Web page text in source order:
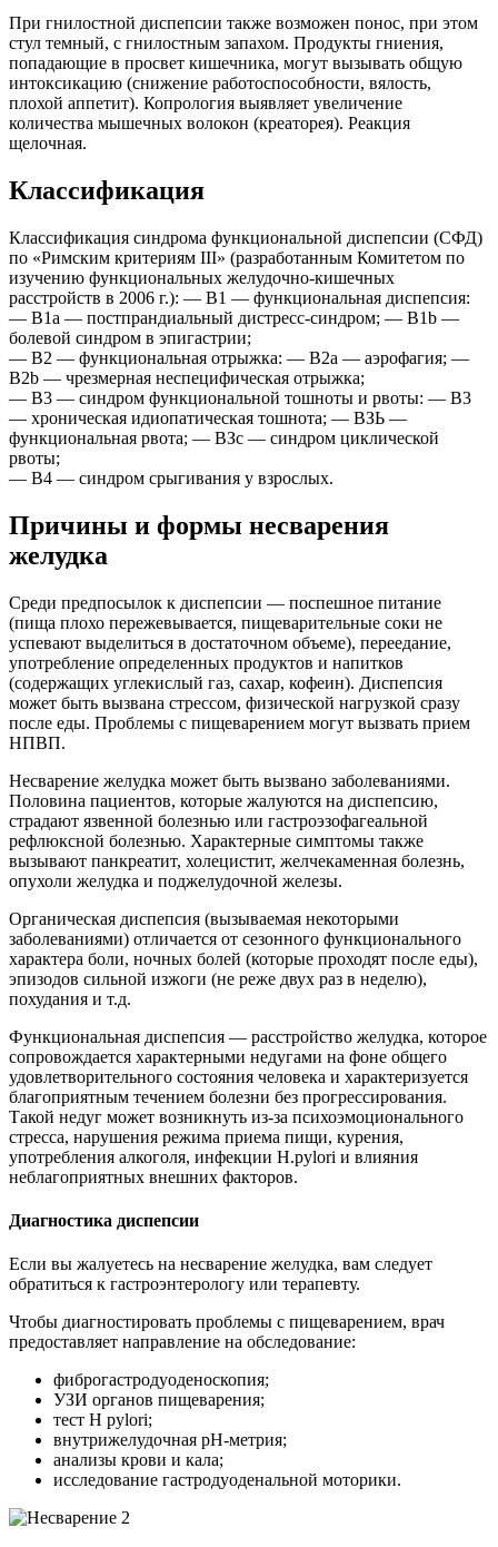
При гнилостной диспепсии также возможен понос, при этом
стул темный, с гнилостным запахом. Продукты гниения,
попадающие в просвет кишечника, могут вызывать общую
интоксикацию (снижение работоспособности, вялость,
плохой аппетит). Копрология выявляет увеличение
количества мышечных волокон (креаторея). Реакция
щелочная.
Классификация
Классификация синдрома функциональной диспепсии (СФД)
по «Римским критериям III» (разработанным Комитетом по
изучению функциональных желудочно-кишечных
расстройств в 2006 г.): — B1 — функциональная диспепсия:
— B1a — постпрандиальный дистресс-синдром; — B1b —
болевой синдром в эпигастрии;
— В2 — функциональная отрыжка: — В2а — аэрофагия; —
B2b — чрезмерная неспецифическая отрыжка;
— B3 — синдром функциональной тошноты и рвоты: — B3
— хроническая идиопатическая тошнота; — ВЗЬ —
функциональная рвота; — ВЗс — синдром циклической
рвоты;
— В4 — синдром срыгивания у взрослых.
Причины и формы несварения
желудка
Среди предпосылок к диспепсии — поспешное питание
(пища плохо пережевывается, пищеварительные соки не
успевают выделиться в достаточном объеме), переедание,
употребление определенных продуктов и напитков
(содержащих углекислый газ, сахар, кофеин). Диспепсия
может быть вызвана стрессом, физической нагрузкой сразу
после еды. Проблемы с пищеварением могут вызвать прием
НПВП.
Несварение желудка может быть вызвано заболеваниями.
Половина пациентов, которые жалуются на диспепсию,
страдают язвенной болезнью или гастроэзофагеальной
рефлюксной болезнью. Характерные симптомы также
вызывают панкреатит, холецистит, желчекаменная болезнь,
опухоли желудка и поджелудочной железы.
Органическая диспепсия (вызываемая некоторыми
заболеваниями) отличается от сезонного функционального
характера боли, ночных болей (которые проходят после еды),
эпизодов сильной изжоги (не реже двух раз в неделю),
похудания и т.д.
Функциональная диспепсия — расстройство желудка, которое
сопровождается характерными недугами на фоне общего
удовлетворительного состояния человека и характеризуется
благоприятным течением болезни без прогрессирования.
Такой недуг может возникнуть из-за психоэмоционального
стресса, нарушения режима приема пищи, курения,
употребления алкоголя, инфекции H.pylori и влияния
неблагоприятных внешних факторов.
Диагностика диспепсии
Если вы жалуетесь на несварение желудка, вам следует
обратиться к гастроэнтерологу или терапевту.
Чтобы диагностировать проблемы с пищеварением, врач
предоставляет направление на обследование:
фиброгастродуоденоскопия;
УЗИ органов пищеварения;
тест H pylori;
внутрижелудочная pH-метрия;
анализы крови и кала;
исследование гастродуоденальной моторики.